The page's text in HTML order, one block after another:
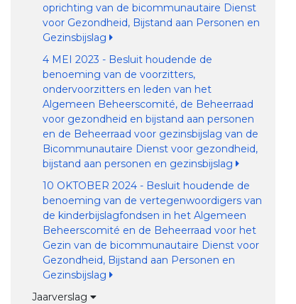
oprichting van de bicommunautaire Dienst
voor Gezondheid, Bijstand aan Personen en
Gezinsbijslag
4 MEI 2023 - Besluit houdende de
benoeming van de voorzitters,
ondervoorzitters en leden van het
Algemeen Beheerscomité, de Beheerraad
voor gezondheid en bijstand aan personen
en de Beheerraad voor gezinsbijslag van de
Bicommunautaire Dienst voor gezondheid,
bijstand aan personen en gezinsbijslag
10 OKTOBER 2024 - Besluit houdende de
benoeming van de vertegenwoordigers van
de kinderbijslagfondsen in het Algemeen
Beheerscomité en de Beheerraad voor het
Gezin van de bicommunautaire Dienst voor
Gezondheid, Bijstand aan Personen en
Gezinsbijslag
Jaarverslag